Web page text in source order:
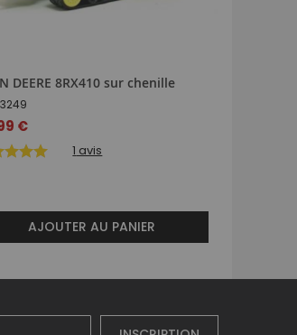
DEERE 8RX410 sur chenille
€
1 avis
AJOUTER AU PANIER